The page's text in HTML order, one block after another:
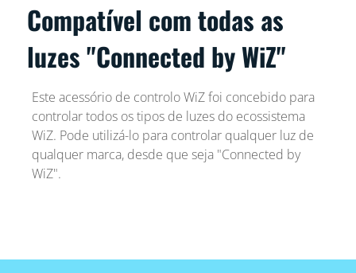
Compatível com todas as
luzes "Connected by WiZ"
Este acessório de controlo WiZ foi concebido para
controlar todos os tipos de luzes do ecossistema
WiZ. Pode utilizá-lo para controlar qualquer luz de
qualquer marca, desde que seja "Connected by
WiZ".